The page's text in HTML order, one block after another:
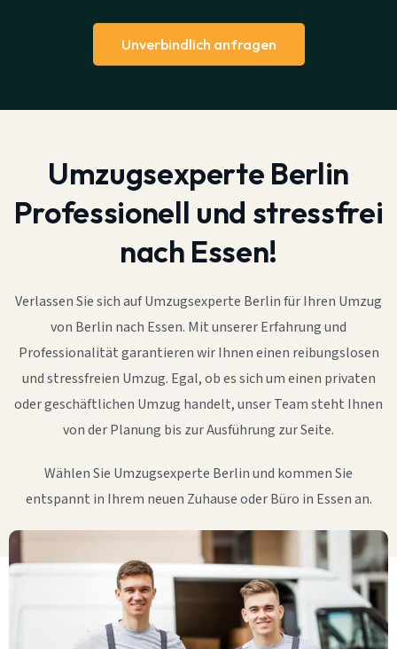
Unverbindlich anfragen
Umzugsexperte Berlin
Professionell und stressfrei
nach Essen!
Verlassen Sie sich auf Umzugsexperte Berlin für Ihren Umzug
von Berlin nach Essen. Mit unserer Erfahrung und
Professionalität garantieren wir Ihnen einen reibungslosen
und stressfreien Umzug. Egal, ob es sich um einen privaten
oder geschäftlichen Umzug handelt, unser Team steht Ihnen
von der Planung bis zur Ausführung zur Seite.
Wählen Sie Umzugsexperte Berlin und kommen Sie
entspannt in Ihrem neuen Zuhause oder Büro in Essen an.